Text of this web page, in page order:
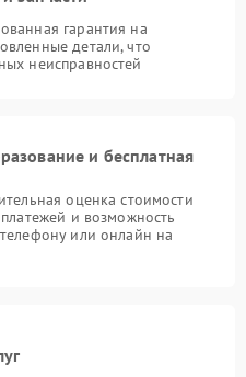
гарантия на
детали, что
неисправностей
и бесплатная
оценка стоимости
и возможность
или онлайн на